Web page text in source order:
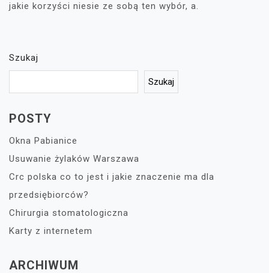
jakie korzyści niesie ze sobą ten wybór, a.
Szukaj
Szukaj
POSTY
Okna Pabianice
Usuwanie żylaków Warszawa
Crc polska co to jest i jakie znaczenie ma dla
przedsiębiorców?
Chirurgia stomatologiczna
Karty z internetem
ARCHIWUM